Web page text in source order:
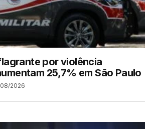
por violência
25,7% em São Paulo
2026